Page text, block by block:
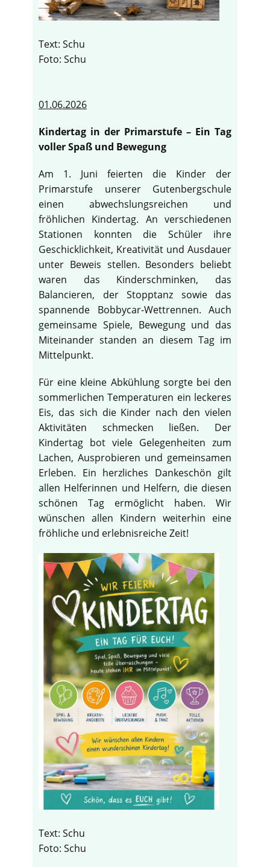
Text: Schu
Foto: Schu
01.06.2026
Kindertag in der Primarstufe – Ein Tag
voller Spaß und Bewegung
Am 1. Juni feierten die Kinder der
Primarstufe unserer Gutenbergschule
einen abwechslungsreichen und
fröhlichen Kindertag. An verschiedenen
Stationen konnten die Schüler ihre
Geschicklichkeit, Kreativität und Ausdauer
unter Beweis stellen. Besonders beliebt
waren das Kinderschminken, das
Balancieren, der Stopptanz sowie das
spannende Bobbycar-Wettrennen. Auch
gemeinsame Spiele, Bewegung und das
Miteinander standen an diesem Tag im
Mittelpunkt.
Für eine kleine Abkühlung sorgte bei den
sommerlichen Temperaturen ein leckeres
Eis, das sich die Kinder nach den vielen
Aktivitäten schmecken ließen. Der
Kindertag bot viele Gelegenheiten zum
Lachen, Ausprobieren und gemeinsamen
Erleben. Ein herzliches Dankeschön gilt
allen Helferinnen und Helfern, die diesen
schönen Tag ermöglicht haben. Wir
wünschen allen Kindern weiterhin eine
fröhliche und erlebnisreiche Zeit!
Text: Schu
Foto: Schu